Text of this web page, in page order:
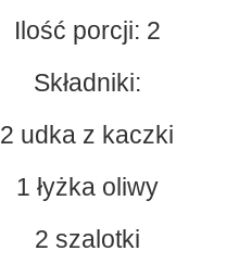
Ilość porcji: 2
Składniki:
2 udka z kaczki
1 łyżka oliwy
2 szalotki